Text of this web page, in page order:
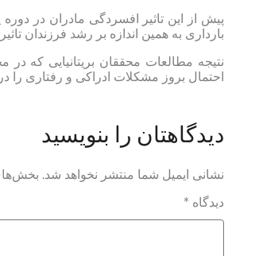
پیش از این تاثیر افسردگی مادران در
بارداری به همین اندازه بر رشد فرزندان
نتیجه مطالعات محققان بریتانیایی
احتمال بروز مشکلات ادراکی و رفتاری
دیدگاهتان را بنویسید
نشانی ایمیل شما منتشر نخواهد شد.
دیدگاه *